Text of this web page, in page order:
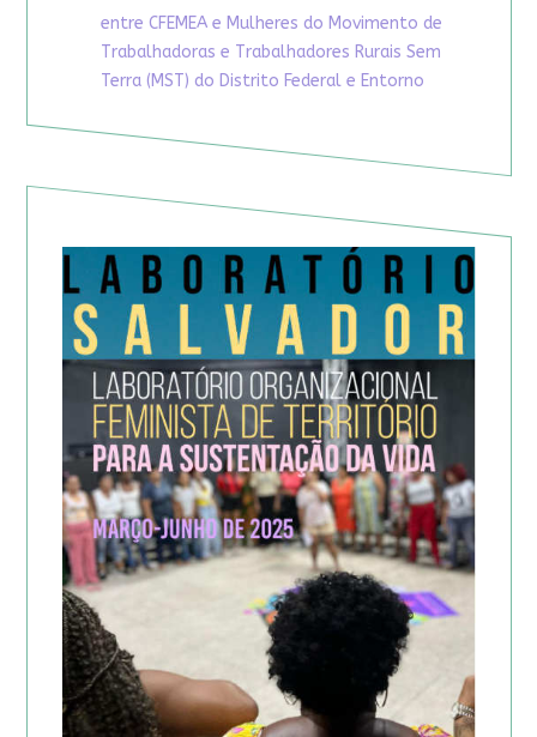
entre CFEMEA e Mulheres do Movimento de
Trabalhadoras e Trabalhadores Rurais Sem
Terra (MST) do Distrito Federal e Entorno